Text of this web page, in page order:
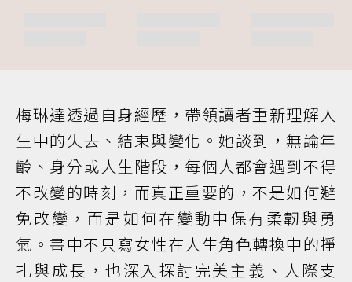
梅琳達透過自身經歷，帶領讀者重新理解人
生中的失去、結束與變化。她談到，無論年
齡、身分或人生階段，每個人都會遇到不得
不改變的時刻，而真正重要的，不是如何避
免改變，而是如何在變動中保有柔韌與勇
氣。書中不只寫女性在人生角色轉換中的掙
扎與成長，也深入探討完美主義、人際支